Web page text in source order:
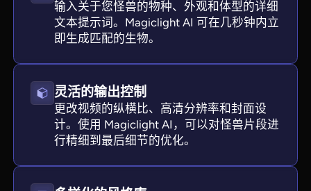
View all tools
输入关于您怪兽的物种、外观和体型的详细
文本提示词。Magiclight AI 可在几秒钟内立
即生成匹配的生物。
灵活的输出控制
更改视频的纵横比、高清分辨率和封面设
计。使用 Magiclight AI，可以对怪兽片段进
行精细到最后细节的优化。